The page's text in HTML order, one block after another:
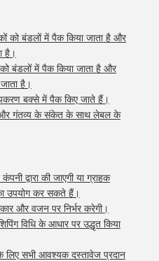
को बंडलों में पैक किया जाता है और
है।
बंडलों में पैक किया जाता है और
है।
बक्से में पैक किए जाते हैं।
और गंतव्य के संकेत के साथ लेबल के
द्वारा की जाएगी या ग्राहक
उपयोग कर सकते हैं।
और वजन पर निर्भर करेगी।
विधि के आधार पर उद्धृत किया
लिए सभी आवश्यक दस्तावेज प्रदान